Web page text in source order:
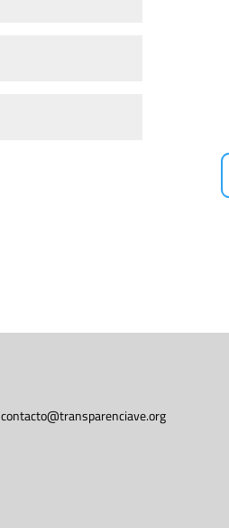
contacto@transparenciave.org